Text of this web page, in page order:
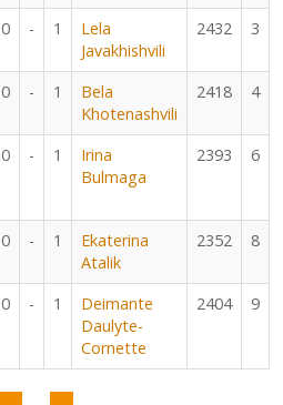
0 - 1
Lela
Javakhishvili
2432 3
0 - 1
Bela
Khotenashvili
2418 4
0 - 1
Irina
Bulmaga
2393 6
0 - 1
Ekaterina
Atalik
2352 8
0 - 1
Deimante
Daulyte-
Cornette
2404 9